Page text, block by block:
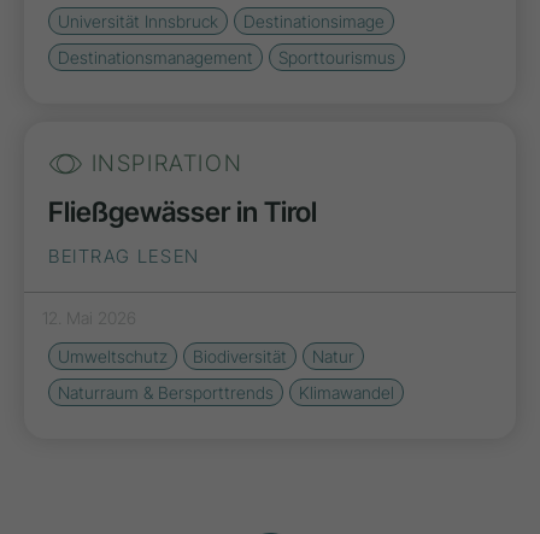
Universität Innsbruck
Destinationsimage
Destinationsmanagement
Sporttourismus
INSPIRATION
Fließgewässer in Tirol
BEITRAG LESEN
12. Mai 2026
Umweltschutz
Biodiversität
Natur
Naturraum & Bersporttrends
Klimawandel